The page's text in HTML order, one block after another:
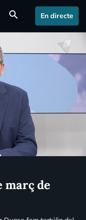
search En directe
març de